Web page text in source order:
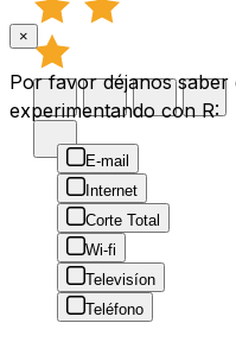
×
Por favor déjanos saber
experimentando con R:
E-mail
Internet
Corte Total
Wi-fi
Televisíon
Teléfono